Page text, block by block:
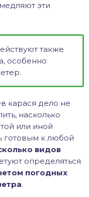
эти
также
особенно
карася дело не
насколько
или иной
готовым к любой
видов
определяться
погодных
.